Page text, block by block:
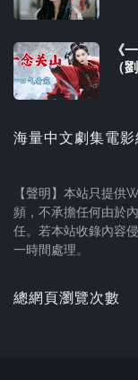
《
（
海量中文劇集電
【聲明】本站只提供
頻，不承擔任何由於
任。若本站收錄內容
一時間處理。
總網頁瀏覽次數